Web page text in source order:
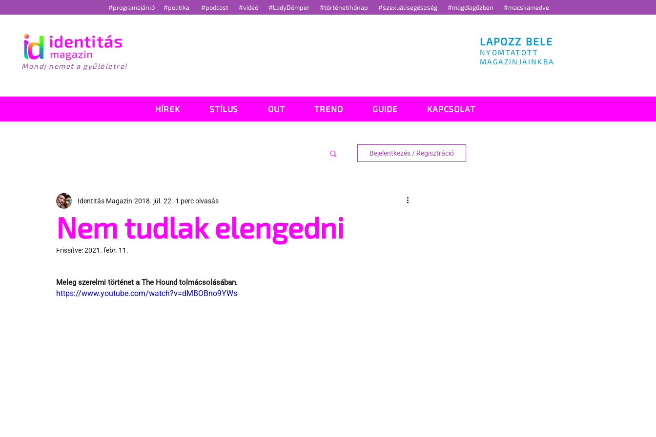
#programajánló #politika #podcast #videó #LadyDömper #történetihónap #szexuálisegészség #magdiagőzben #macskamedve
Mondj nemet a gyűlöletre!
LAPOZZ BELE
NYOMTATOTT
MAGAZINJAINKBA
HÍREK STÍLUS OUT TREND GUIDE KAPCSOLAT
Bejelentkezés / Regisztráció
Nem tudlak elengedni
Identitás Magazin 2018. júl. 22. 1 perc olvasás
Frissítve:2021. febr. 11.
Meleg szerelmi történet a The Hound tolmácsolásában.
https://www.youtube.com/watch?v=dMBOBno9YWs